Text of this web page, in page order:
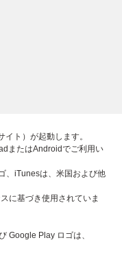
ト）が起動します。
またはAndroidでご利用い
、iTunesは、米国および他
に基づき使用されていま
Google Play ロゴは、